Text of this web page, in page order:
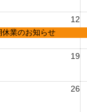
12
休業のお知らせ
19
26